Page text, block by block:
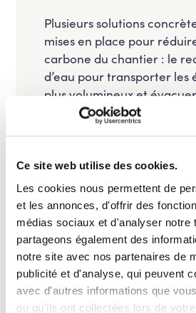
Ce site web utilise des cookies.
Les cookies nous permettent de
et les annonces, d'offrir des
médias sociaux et d'analyser notre
partageons également des
notre site avec nos partenaires de
publicité et d'analyse, qui peuvent
avec d'autres informations que
ou qu'ils ont collectées lors de
Plusieurs solutions
mises en place pour
carbone du chantier : le
d’eau pour transporter les
plus volumineux et
covoiturage des ouvriers,
majoritaire de véhicules
fournisseurs et de sous-
plus près du chantier afin
distances de transport.
La mise en concurrence
également permis de
proposant les solutions les
son offre présentait une
carbone jusqu’à deux fois